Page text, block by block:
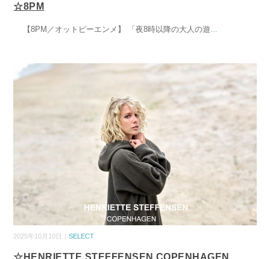
☆8PM
【8PM／オットピーエンメ】 「夜8時以降の大人の遊
2025年10月10日｜SELECT
☆HENRIETTE STEFFENSEN COPENHAGEN